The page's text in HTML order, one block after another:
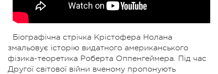
Біографічна стрічка Крістофера Нолана
змальовує історію видатного американського
фізика-теоретика Роберта Оппенгеймера. Під час
Другої світової війни вченому пропонують